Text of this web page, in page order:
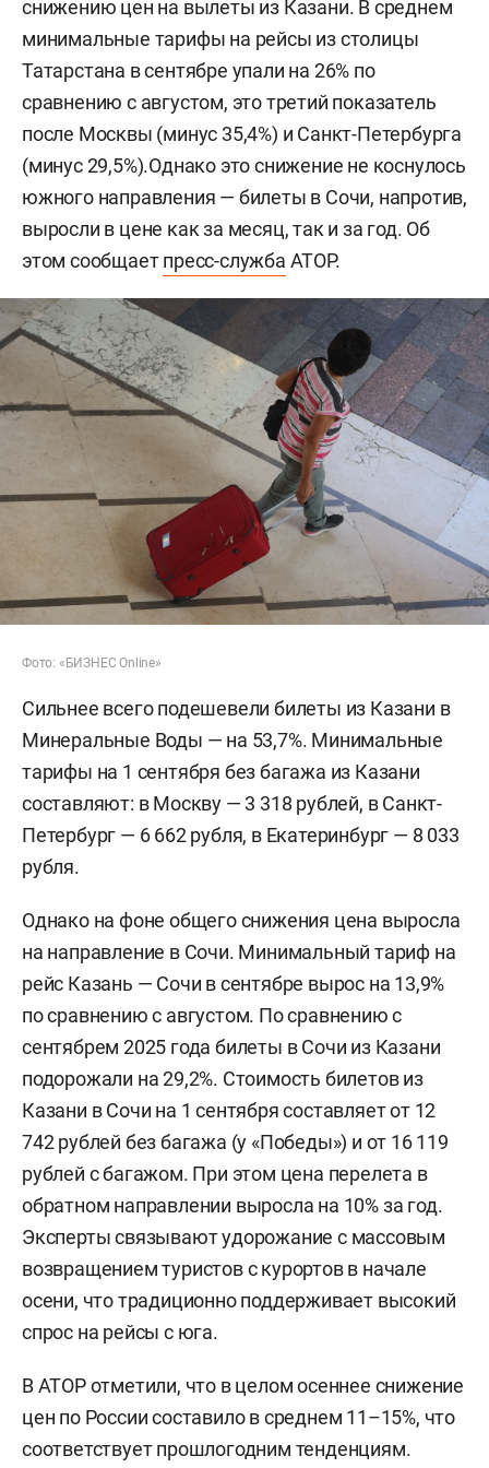
снижению цен на вылеты из Казани. В среднем
минимальные тарифы на рейсы из столицы
Татарстана в сентябре упали на 26% по
сравнению с августом, это третий показатель
после Москвы (минус 35,4%) и Санкт-Петербурга
(минус 29,5%).Однако это снижение не коснулось
южного направления — билеты в Сочи, напротив,
выросли в цене как за месяц, так и за год. Об
этом сообщаетпресс-служба АТОР.
Фото: «БИЗНЕС Online»
Сильнее всего подешевели билеты из Казани в
Минеральные Воды — на 53,7%. Минимальные
тарифы на 1 сентября без багажа из Казани
составляют: в Москву — 3 318 рублей, в Санкт-
Петербург — 6 662 рубля, в Екатеринбург — 8 033
рубля.
Однако на фоне общего снижения цена выросла
на направление в Сочи. Минимальный тариф на
рейс Казань — Сочи в сентябре вырос на 13,9%
по сравнению с августом. По сравнению с
сентябрем 2025 года билеты в Сочи из Казани
подорожали на 29,2%. Стоимость билетов из
Казани в Сочи на 1 сентября составляет от 12
742 рублей без багажа (у «Победы») и от 16 119
рублей с багажом. При этом цена перелета в
обратном направлении выросла на 10% за год.
Эксперты связывают удорожание с массовым
возвращением туристов с курортов в начале
осени, что традиционно поддерживает высокий
спрос на рейсы с юга.
В АТОР отметили, что в целом осеннее снижение
цен по России составило в среднем 11–15%, что
соответствует прошлогодним тенденциям.